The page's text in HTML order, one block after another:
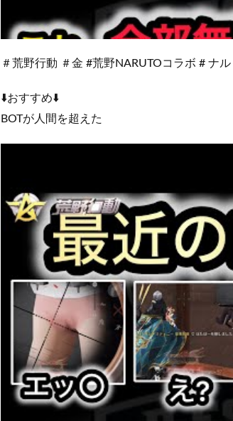
＃荒野行動 ＃金 #荒野NARUTOコラボ # ナル
⬇️おすすめ⬇️
BOTが人間を超えた